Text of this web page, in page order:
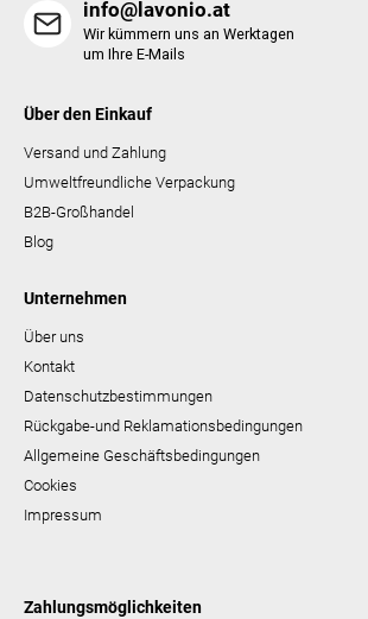
info@lavonio.at
Wir kümmern uns an Werktagen
um Ihre E-Mails
Über den Einkauf
Versand und Zahlung
Umweltfreundliche Verpackung
B2B-Großhandel
Blog
Unternehmen
Über uns
Kontakt
Datenschutzbestimmungen
Rückgabe-und Reklamationsbedingungen
Allgemeine Geschäftsbedingungen
Cookies
Impressum
Zahlungsmöglichkeiten